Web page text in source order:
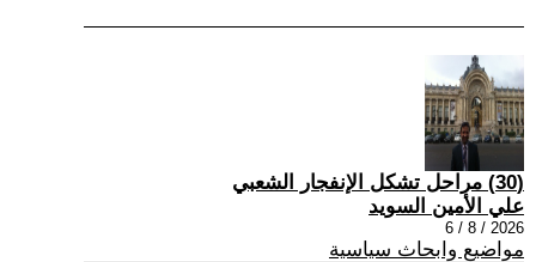
(30) مراحل تشكل الإنفجار الشعبي
علي الأمين السويد
2026 / 8 / 6
مواضيع وابحاث سياسية